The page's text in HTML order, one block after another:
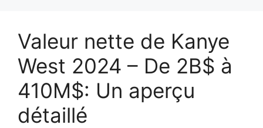
Valeur nette de Kanye
West 2024 – De 2B$ à
410M$: Un aperçu
détaillé